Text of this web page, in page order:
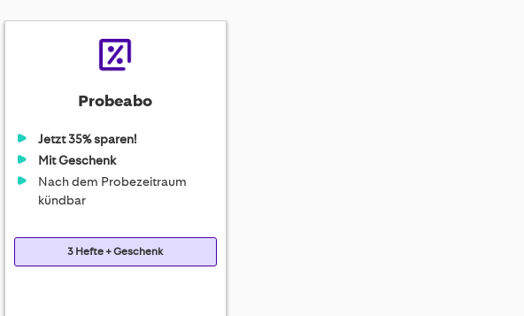
Probeabo
Jetzt 35% sparen!
Mit Geschenk
Nach dem Probezeitraum
kündbar
3 Hefte + Geschenk